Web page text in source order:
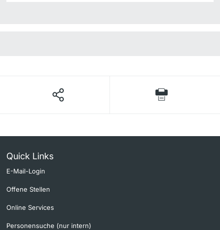
Quick Links
E-Mail-Login
Offene Stellen
Online Services
Personensuche (nur intern)